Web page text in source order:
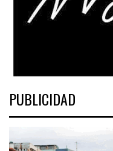
PUBLICIDAD